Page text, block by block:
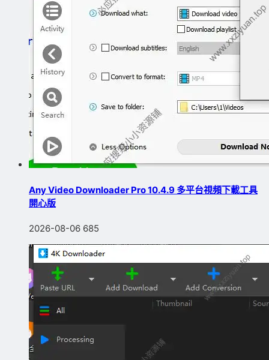
Any Video Downloader Pro 10.4.9 多平台視頻下載工具
開心版
2026-08-06 685